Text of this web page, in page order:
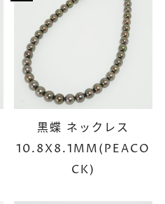
黒蝶 ネックレス
10.8X8.1MM(PEACO
CK)